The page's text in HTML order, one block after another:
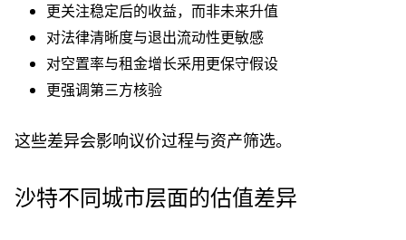
更关注稳定后的收益，而非未来升值
对法律清晰度与退出流动性更敏感
对空置率与租金增长采用更保守假设
更强调第三方核验
这些差异会影响议价过程与资产筛选。
沙特不同城市层面的估值差异